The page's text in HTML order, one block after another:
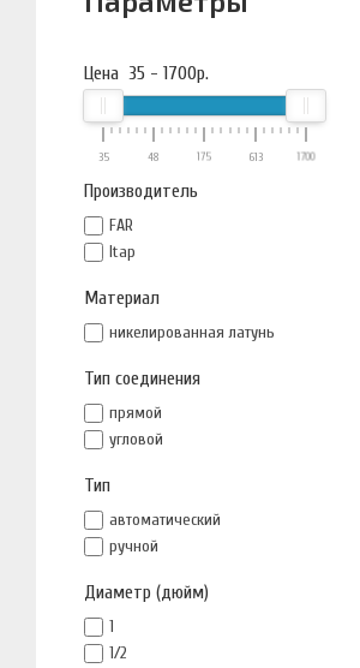
Цена35 -1700р.
35 48 175 613 1700
Производитель
FAR
Itap
Материал
никелированная латунь
Тип соединения
прямой
угловой
Тип
автоматический
ручной
Диаметр (дюйм)
1
1/2